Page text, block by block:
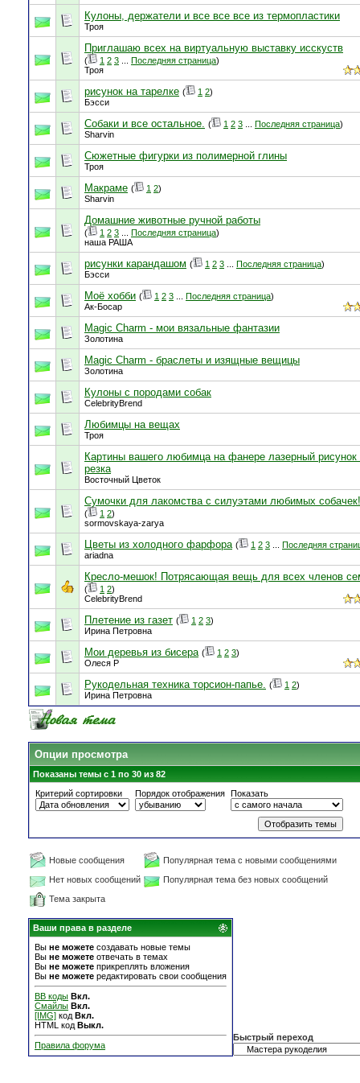
Кулоны, держатели и все все все из термопластики
Троя
Приглашаю всех на виртуальную выставку исскуств
( 1 2 3 Последняя страница)
Троя
рисунок на тарелке ( 1 2)
Бэсси
Собаки и все остальное. ( 1 2 3 Последняя страница)
Sharvin
Сюжетные фигурки из полимерной глины
Троя
Макраме ( 1 2)
Sharvin
Домашние животные ручной работы
( 1 2 3 Последняя страница)
наша РАША
рисунки карандашом ( 1 2 3 Последняя страница)
Бэсси
Моё хобби ( 1 2 3 Последняя страница)
Ак-Босар
Magic Charm - мои вязальные фантазии
Золотина
Magic Charm - браслеты и изящные вещицы
Золотина
Кулоны с породами собак
CelebrityBrend
Любимцы на вещах
Троя
Картины вашего любимца на фанере лазерный рисунок
резка
Восточный Цветок
Сумочки для лакомства с силуэтами любимых собачек!
( 1 2)
sormovskaya-zarya
Цветы из холодного фарфора ( 1 2 3
Последняя
ariadna
Кресло-мешок! Потрясающая вещь для всех членов
( 1 2)
CelebrityBrend
Плетение из газет ( 1 2 3)
Ирина Петровна
Мои деревья из бисера ( 1 2 3)
Олеся Р
Рукодельная техника торсион-папье. ( 1 2)
Ирина Петровна
Опции просмотра
Показаны темы с 1 по 30 из 82
Критерий сортировки
Порядок отображения Показать
Новые сообщения
Популярная тема с новыми сообщениями
Нет новых сообщений
Популярная тема без новых сообщений
Тема закрыта
Ваши права в разделе
Вы не можете создавать новые темы
Вы не можете отвечать в темах
Вы не можете прикреплять вложения
Вы не можете редактировать свои сообщения
BB коды Вкл.
Смайлы Вкл.
[IMG] код Вкл.
HTML код Выкл.
Правила форума
Быстрый переход